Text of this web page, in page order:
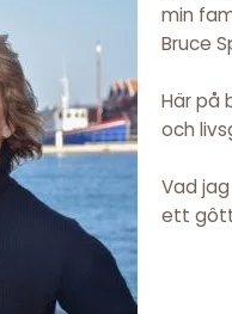
min
Bruce
Här på
och
Vad
ett